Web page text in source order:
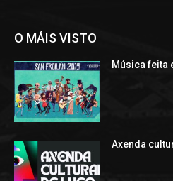
O MÁIS VISTO
Música feita
Axenda